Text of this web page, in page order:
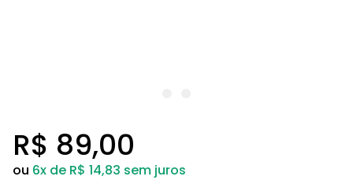
R$ 89,00
ou 6x de R$ 14,83 sem juros